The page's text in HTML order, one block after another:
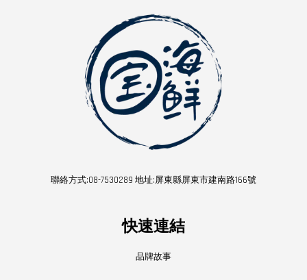
聯絡方式:08-7530289 地址:屏東縣屏東市建南路166號
快速連結
品牌故事